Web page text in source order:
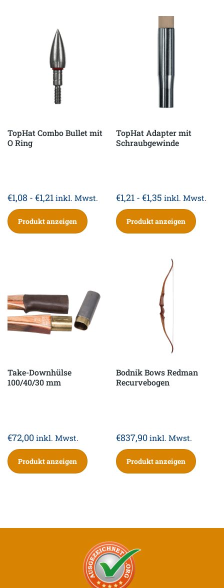
TopHat Combo Bullet mit
O Ring
€1,08 - €1,21inkl. Mwst.
Produkt anzeigen
TopHat Adapter mit
Schraubgewinde
€1,21 -€1,35 inkl. Mwst.
Produkt anzeigen
Take-Downhülse
100/40/30 mm
€72,00inkl. Mwst.
Produkt anzeigen
Bodnik Bows Redman
Recurvebogen
€837,90 inkl. Mwst.
Produkt anzeigen